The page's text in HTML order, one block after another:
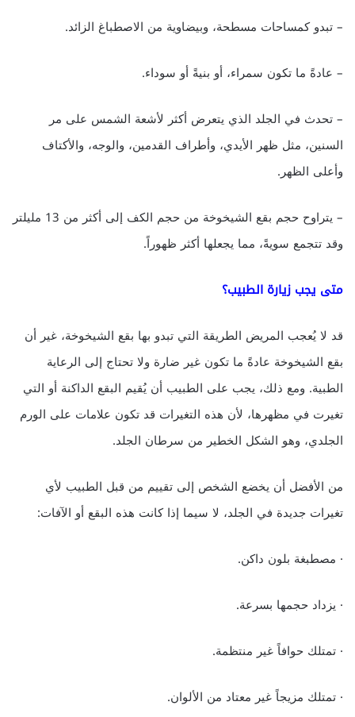
– تبدو كمساحات مسطحة، وبيضاوية من الاصطباغ الزائد.
– عادةً ما تكون سمراء، أو بنيةً أو سوداء.
– تحدث في الجلد الذي يتعرض أكثر لأشعة الشمس على مر
السنين، مثل ظهر الأيدي، وأطراف القدمين، والوجه، والأكتاف
وأعلى الظهر.
– يتراوح حجم بقع الشيخوخة من حجم الكف إلى أكثر من 13 مليلتر
وقد تتجمع سويةً، مما يجعلها أكثر ظهوراً.
متى يجب زيارة الطبيب؟
قد لا يُعجب المريض الطريقة التي تبدو بها بقع الشيخوخة، غير أن
بقع الشيخوخة عادةً ما تكون غير ضارة ولا تحتاج إلى الرعاية
الطبية. ومع ذلك، يجب على الطبيب أن يُقيم البقع الداكنة أو التي
تغيرت في مظهرها، لأن هذه التغيرات قد تكون علامات على الورم
الجلدي، وهو الشكل الخطير من سرطان الجلد.
من الأفضل أن يخضع الشخص إلى تقييم من قبل الطبيب لأي
تغيرات جديدة في الجلد، لا سيما إذا كانت هذه البقع أو الآفات:
· مصطبغة بلون داكن.
· يزداد حجمها بسرعة.
· تمتلك حوافاً غير منتظمة.
· تمتلك مزيجاً غير معتاد من الألوان.